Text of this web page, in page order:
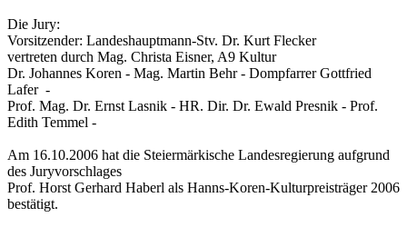
Die Jury:
Vorsitzender: Landeshauptmann-Stv. Dr. Kurt Flecker
vertreten durch Mag. Christa Eisner, A9 Kultur
Dr. Johannes Koren - Mag. Martin Behr - Dompfarrer Gottfried
Lafer -
Prof. Mag. Dr. Ernst Lasnik - HR. Dir. Dr. Ewald Presnik - Prof.
Edith Temmel -
Am 16.10.2006 hat die Steiermärkische Landesregierung aufgrund
des Juryvorschlages
Prof. Horst Gerhard Haberl als Hanns-Koren-Kulturpreisträger 2006
bestätigt.